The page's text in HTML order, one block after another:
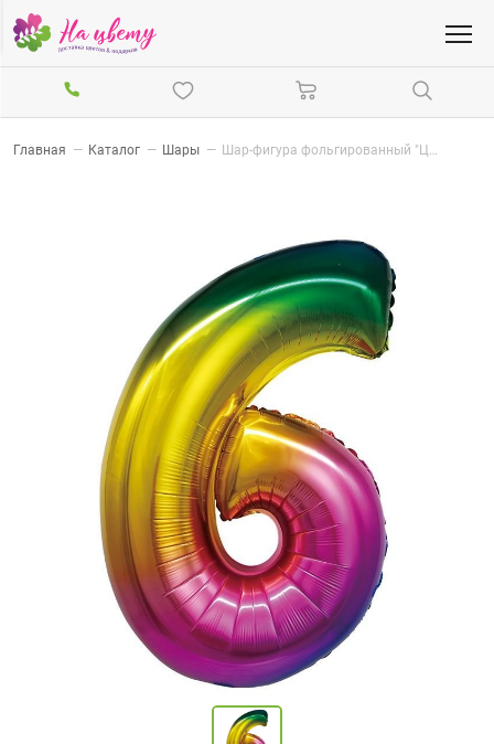
Главная — Каталог — Шары — Шар-фигура фольгированный "Цифра 6" радужный 86см